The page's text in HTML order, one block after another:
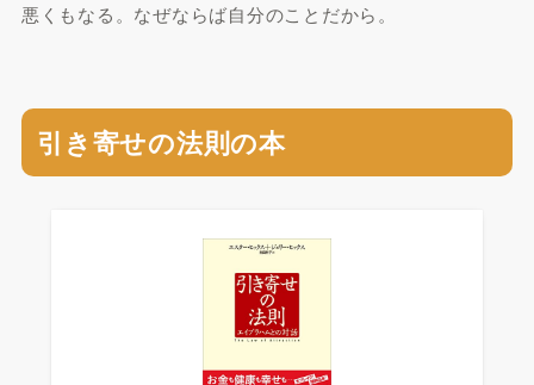
悪くもなる。なぜならば自分のことだから。
引き寄せの法則の本